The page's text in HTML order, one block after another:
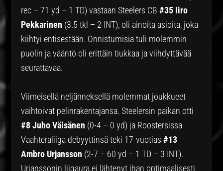
rec – 71 yd – 1 TD) vastaan Steelers CB#35 Iiro
Pekkarinen (3.5 tkl – 2 INT), oli ainoita asioita, joka
kiihtyi entisestään. Onnistumisia tuli molemmin
puolin ja vääntö oli erittäin tiukkaa ja viihdyttävää
seurattavaa.
Viimeisellä neljänneksellä molemmat joukkueet
vaihtoivat pelinrakentajansa. Steelersin paikan otti
#8 Juho Väisänen (0-4 – 0 yd) ja Roostersissa
Vaahteraliiga debyyttinsä teki 17-vuotias#13
Ambro Urjansson (2-7 – 60 yd – 1 TD – 3 INT).
Urjanssonin liigaura ei lähtenyt ihan optimaalisesti